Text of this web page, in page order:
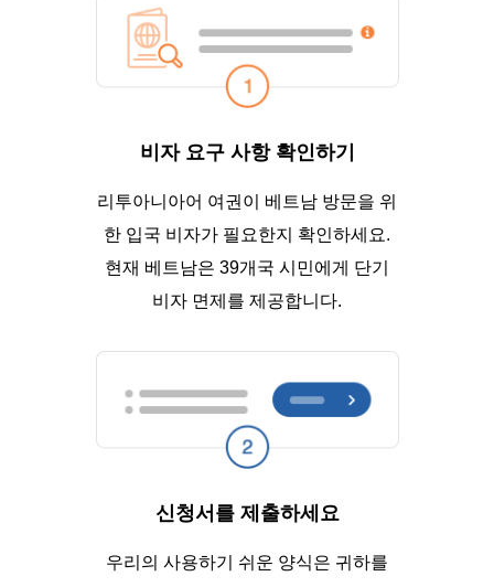
비자 요구 사항 확인하기
리투아니아어 여권이 베트남 방문을 위
한 입국 비자가 필요한지 확인하세요.
현재 베트남은 39개국 시민에게 단기
비자 면제를 제공합니다.
신청서를 제출하세요
우리의 사용하기 쉬운 양식은 귀하를